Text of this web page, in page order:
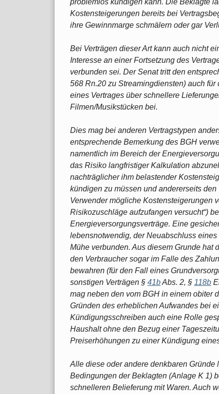
problemlos kündigen kann. Die Beklagte
Kostensteigerungen bereits bei
ihre Gewinnmarge schmälern oder gar
Bei Verträgen dieser Art kann auch nicht
Interesse an einer Fortsetzung des
verbunden sei. Der Senat tritt den
568 Rn.20 zu Streamingdiensten) auch
eines Vertrages über schnellere
Filmen/Musikstücken bei.
Dies mag bei anderen Vertragstypen
entsprechende Bemerkung des BGH
namentlich im Bereich der
das Risiko langfristiger Kalkulation
nachträglicher ihm belastender
kündigen zu müssen und andererseits
Verwender mögliche Kostensteigerungen
Risikozuschläge aufzufangen versucht“)
Energieversorgungsverträge. Eine
lebensnotwendig, der Neuabschluss
Mühe verbunden. Aus diesem Grunde hat
den Verbraucher sogar im Falle des
bewahren (für den Fall eines
sonstigen Verträgen § 41bAbs. 2, § 118b
mag neben den vom BGH in einem obiter
Gründen des erheblichen Aufwandes bei
Kündigungsschreiben auch eine Rolle
Haushalt ohne den Bezug einer
Preiserhöhungen zu einer Kündigung
Alle diese oder andere denkbaren Gründe
Bedingungen der Beklagten (Anlage K 1)
schnelleren Belieferung mit Waren. Auch